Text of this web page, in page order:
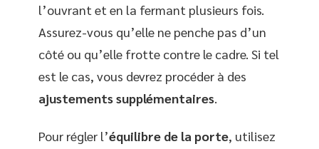
l’ouvrant et en la fermant plusieurs fois.
Assurez-vous qu’elle ne penche pas d’un
côté ou qu’elle frotte contre le cadre. Si tel
est le cas, vous devrez procéder à des
ajustements supplémentaires.
Pour régler l’équilibre de la porte, utilisez